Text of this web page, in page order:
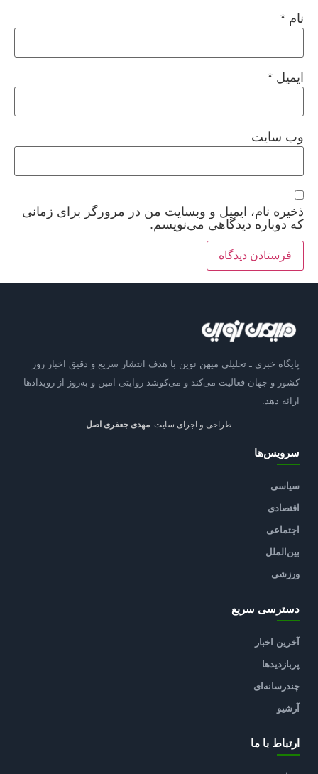
نام *
ایمیل *
وب‌ سایت
ذخیره نام، ایمیل و وبسایت من در مرورگر برای زمانی
که دوباره دیدگاهی می‌نویسم.
پایگاه خبری ـ تحلیلی میهن نوین با هدف انتشار سریع و دقیق اخبار روز
کشور و جهان فعالیت می‌کند و می‌کوشد روایتی امین و به‌روز از رویدادها
ارائه دهد.
طراحی و اجرای سایت: مهدی جعفری اصل
سرویس‌ها
سیاسی
اقتصادی
اجتماعی
بین‌الملل
ورزشی
دسترسی سریع
آخرین اخبار
پربازدیدها
چندرسانه‌ای
آرشیو
ارتباط با ما